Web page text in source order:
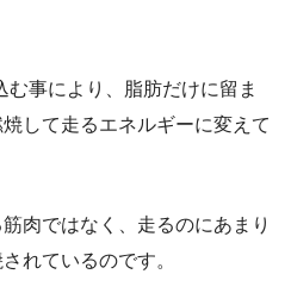
む事により、脂肪だけに留ま
して走るエネルギーに変えて
肉ではなく、走るのにあまり
れているのです。